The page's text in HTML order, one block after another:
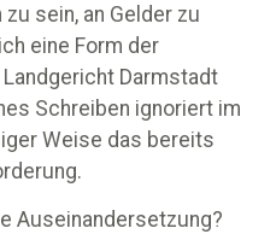
sein, an Gelder zu
eine Form der
Darmstadt
Schreiben ignoriert im
Weise das bereits
Auseinandersetzung?